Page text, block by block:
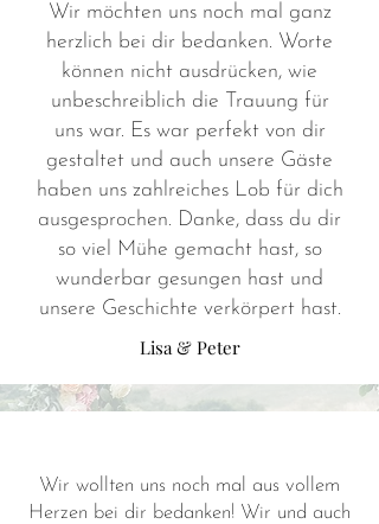
Wir möchten uns noch mal ganz
herzlich bei dir bedanken. Worte
können nicht ausdrücken, wie
unbeschreiblich die Trauung für
uns war. Es war perfekt von dir
gestaltet und auch unsere Gäste
haben uns zahlreiches Lob für dich
ausgesprochen. Danke, dass du dir
so viel Mühe gemacht hast, so
wunderbar gesungen hast und
unsere Geschichte verkörpert hast.
Lisa & Peter
Wir wollten uns noch mal aus vollem
Herzen bei dir bedanken! Wir und auch